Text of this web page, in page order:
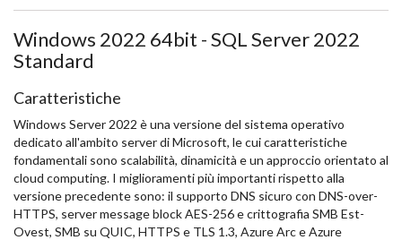
Windows 2022 64bit - SQL Server 2022
Standard
Caratteristiche
Windows Server 2022 è una versione del sistema operativo
dedicato all'ambito server di Microsoft, le cui caratteristiche
fondamentali sono scalabilità, dinamicità e un approccio orientato al
cloud computing. I miglioramenti più importanti rispetto alla
versione precedente sono: il supporto DNS sicuro con DNS-over-
HTTPS, server message block AES-256 e crittografia SMB Est-
Ovest, SMB su QUIC, HTTPS e TLS 1.3, Azure Arc e Azure